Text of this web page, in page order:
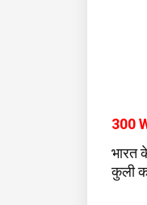
300
भारत
कुली